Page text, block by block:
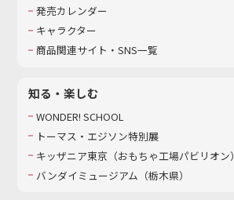
発売カレンダー
キャラクター
商品関連サイト・SNS一覧
知る・楽しむ
WONDER! SCHOOL
トーマス・エジソン特別展
キッザニア東京（おもちゃ工場パビリオン）​
バンダイミュージアム（栃木県）